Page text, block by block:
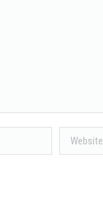
Website